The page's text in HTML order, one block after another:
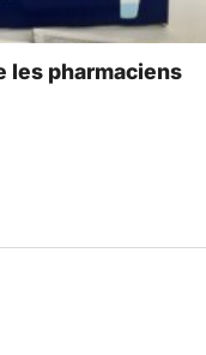
les pharmaciens